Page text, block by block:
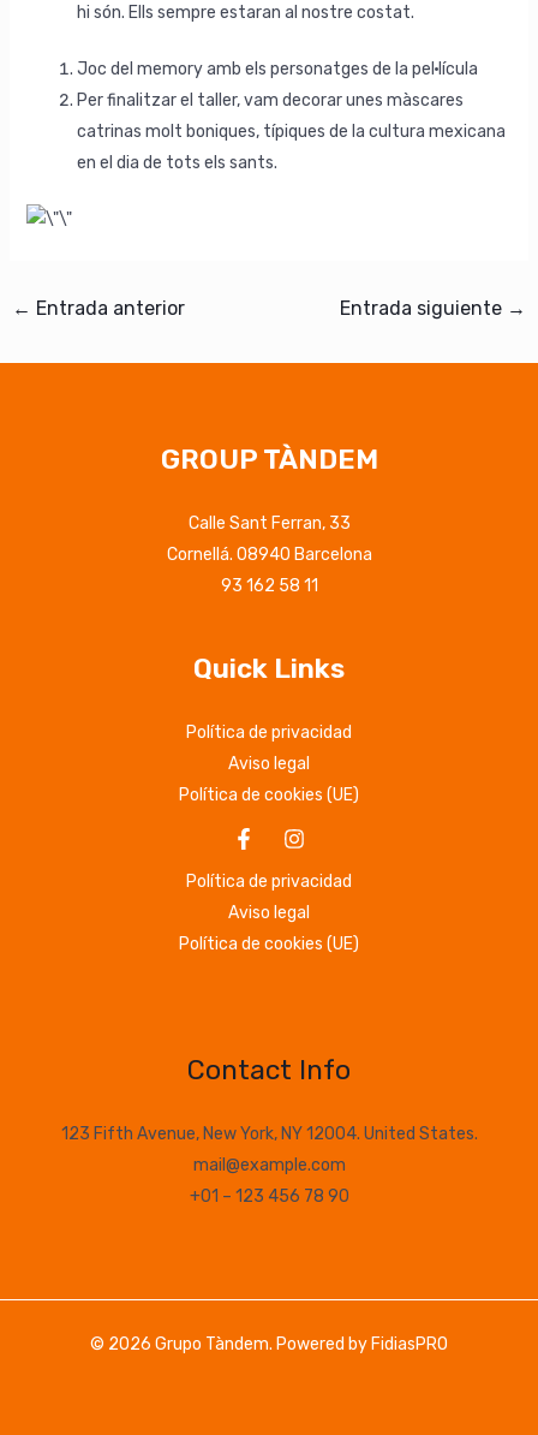
hi són. Ells sempre estaran al nostre costat.
Joc del memory amb els personatges de la pel·lícula
Per finalitzar el taller, vam decorar unes màscares
catrinas molt boniques, típiques de la cultura mexicana
en el dia de tots els sants.
← Entrada anterior Entrada siguiente →
GROUP TÀNDEM
Calle Sant Ferran, 33
Cornellá. 08940 Barcelona
93 162 58 11
Quick Links
Política de privacidad
Aviso legal
Política de cookies (UE)
Política de privacidad
Aviso legal
Política de cookies (UE)
Contact Info
123 Fifth Avenue, New York, NY 12004. United States.
mail@example.com
+01 – 123 456 78 90
© 2026 Grupo Tàndem. Powered by FidiasPRO